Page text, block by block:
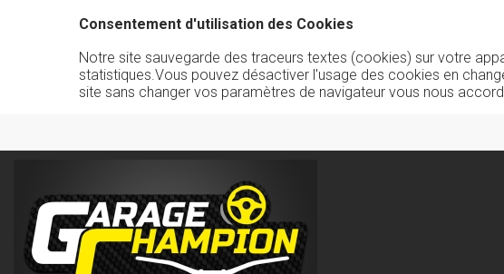
Consentement d'utilisation des Cookies
Notre site sauvegarde des traceurs textes (cookies) sur votre
statistiques.Vous pouvez désactiver l'usage des cookies en
site sans changer vos paramètres de navigateur vous nous